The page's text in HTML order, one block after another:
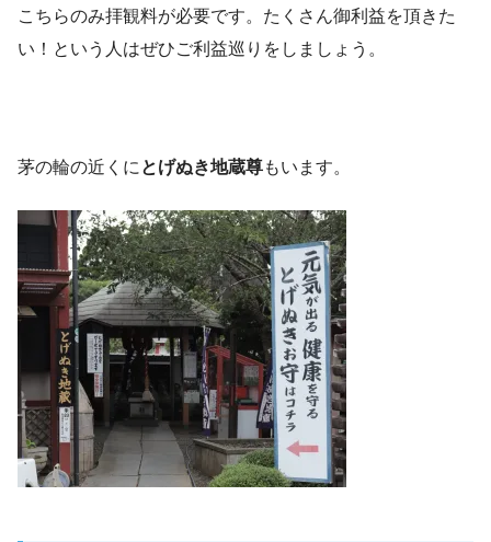
こちらのみ拝観料が必要です。たくさん御利益を頂きた
い！という人はぜひご利益巡りをしましょう。
茅の輪の近くに とげぬき地蔵尊もいます。